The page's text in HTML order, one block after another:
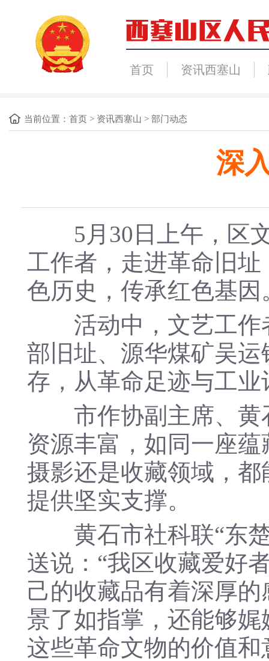
首页 资讯西塞山
当前位置： 首页 > 资讯西塞山 > 部门动态
深
5月30日上午，区文
工作者，走进革命旧
色历史，传承红色基因
活动中，文艺工作
部旧址、源华煤矿吴
存，从革命足迹与工
市作协副主席、黄
资源丰富，如同一座
摄影还是收藏领域，
提供坚实支撑。
黄石市社科联“东楚
送说：“我区收藏爱好
己的收藏品有着深厚
景了如指掌，还能够
这些革命文物的价值